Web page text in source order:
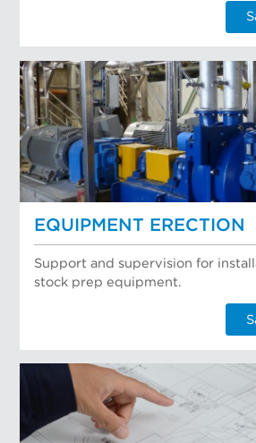
EQUIPMENT ERECTION
Support and supervision for
stock prep equipment.